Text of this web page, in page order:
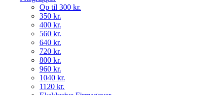
Op til 300 kr.
350 kr.
400 kr.
560 kr.
640 kr.
720 kr.
800 kr.
960 kr.
1040 kr.
1120 kr.